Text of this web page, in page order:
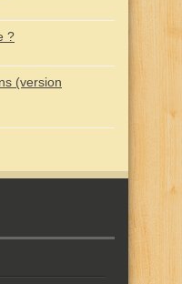
?
(version